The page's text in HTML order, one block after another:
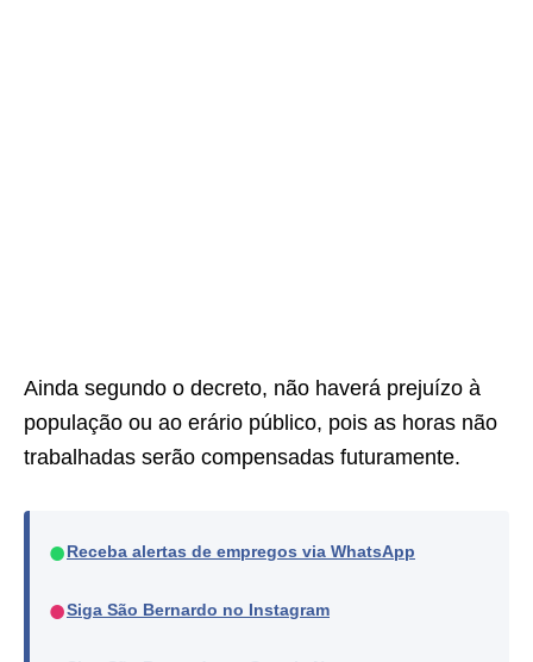
Ainda segundo o decreto, não haverá prejuízo à
população ou ao erário público, pois as horas não
trabalhadas serão compensadas futuramente.
● Receba alertas de empregos via WhatsApp
●Siga São Bernardo no Instagram